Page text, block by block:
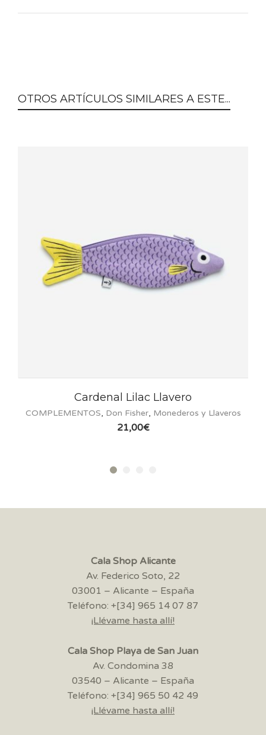
OTROS ARTÍCULOS SIMILARES A ESTE...
Cardenal Lilac Llavero
COMPLEMENTOS, Don Fisher, Monederos y Llaveros
21,00€
Cala Shop Alicante
Av. Federico Soto, 22
03001 – Alicante – España
Teléfono: +[34] 965 14 07 87
¡Llévame hasta allí!
Cala Shop Playa de San Juan
Av. Condomina 38
03540 – Alicante – España
Teléfono: +[34] 965 50 42 49
¡Llévame hasta allí!